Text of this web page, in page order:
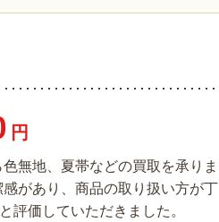
円
無地、夏帯などの買取を承りま
があり、商品の取り扱い方が丁
評価していただきました。